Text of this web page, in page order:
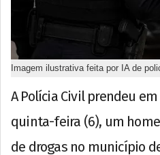
Imagem ilustrativa feita por IA de
A Polícia Civil prendeu
quinta-feira (6), um
de drogas no município